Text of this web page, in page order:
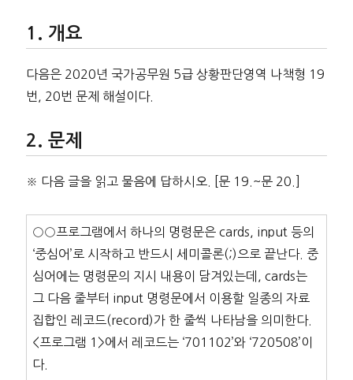
개요
다음은 2020년 국가공무원 5급 상황판단영역 나책형 19
번, 20번 문제 해설이다.
문제
※ 다음 글을 읽고 물음에 답하시오. [문 19.~문 20.]
○○프로그램에서 하나의 명령문은 cards, input 등의
‘중심어’로 시작하고 반드시 세미콜론(;)으로 끝난다. 중
심어에는 명령문의 지시 내용이 담겨있는데, cards는
그 다음 줄부터 input 명령문에서 이용할 일종의 자료
집합인 레코드(record)가 한 줄씩 나타남을 의미한다.
<프로그램 1>에서 레코드는 ‘701102’와 ‘720508’이
다.